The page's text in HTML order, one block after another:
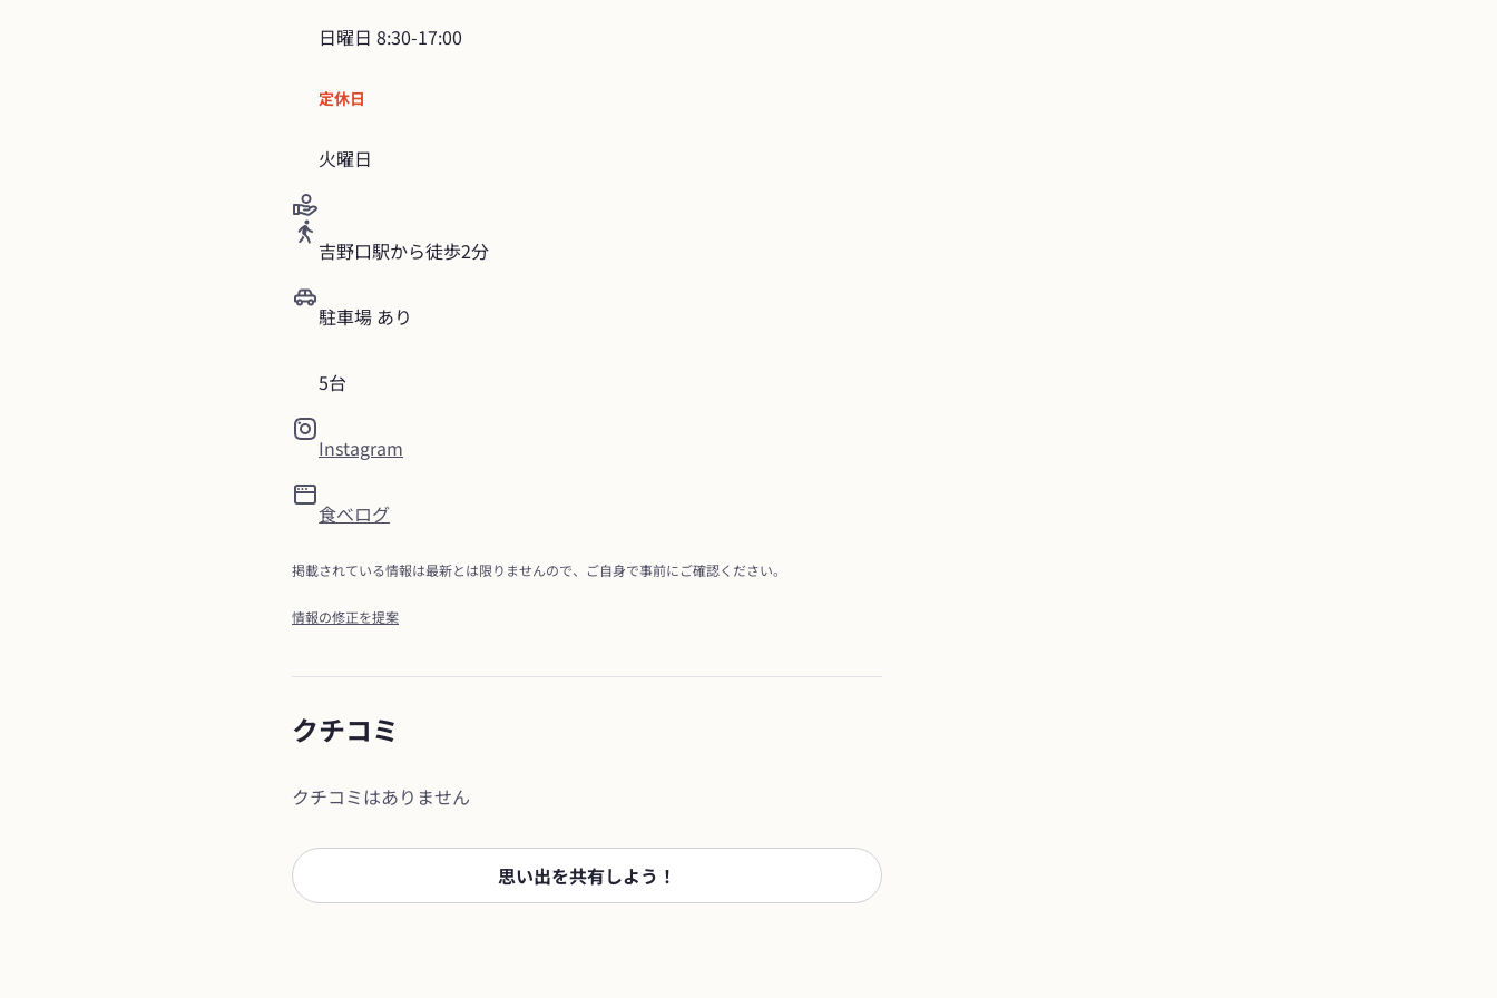
日曜日 8:30-17:00
定休日
火曜日
吉野口駅から徒歩2分
駐車場 あり
5台
Instagram
食べログ
掲載されている情報は最新とは限りませんので、ご自身で事前にご確認ください。
情報の修正を提案
クチコミ
クチコミはありません
思い出を共有しよう！